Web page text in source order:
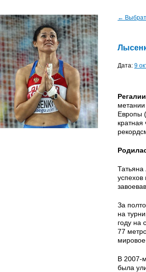
←
Дата: 9
Европы
успехов
За
на
году на
77
В 2007-
была